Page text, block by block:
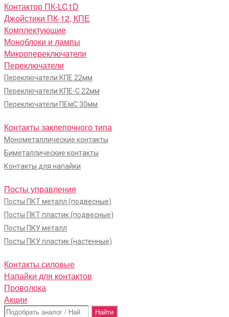
Контактор ПК-LC1D
Джойстики ПК-12, КПЕ
Комплектующие
Моноблоки и лампы
Микропереключатели
Переключатели
Переключатели КПЕ 22мм
Переключатели КПЕ-С 22мм
Переключатели ПЕмС 30мм
Контакты заклепочного типа
Монометаллические контакты
Биметаллические контакты
Контакты для напайки
Посты управления
Посты ПКТ металл (подвесные)
Посты ПКТ пластик (подвесные)
Посты ПКУ металл
Посты ПКУ пластик (настенные)
Контакты силовые
Напайки для контактов
Проволока
Акции
Поиск: